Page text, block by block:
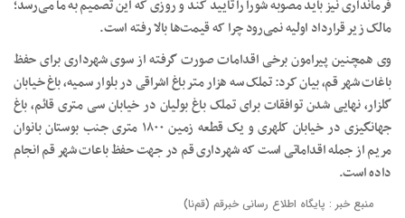
فرمانداری نیز باید مصوبه شورا را تایید کند و روزی که این تصمیم به ما می‌رسد؛
مالک زیر قرارداد اولیه نمی‌رود چرا که قیمت‌ها بالا رفته است.
وی همچنین پیرامون برخی اقدامات صورت گرفته از سوی شهرداری برای حفظ
باغات شهر قم، بیان کرد: تملک سه هزار متر باغ اشراقی در بلوار سمیه، باغ خیابان
گلزار، نهایی شدن توافقات برای تملک باغ‌ بولیان در خیابان سی متری قائم، باغ
جهانگیزی در خیابان کلهری و یک قطعه زمین ۱۸۰۰ متری جنب بوستان بانوان
مریم از جمله اقداماتی است که شهرداری قم در جهت حفظ باعات شهر قم انجام
داده است.
منبع خبر : پایگاه اطلاع رسانی خبرقم (قم‌نا)